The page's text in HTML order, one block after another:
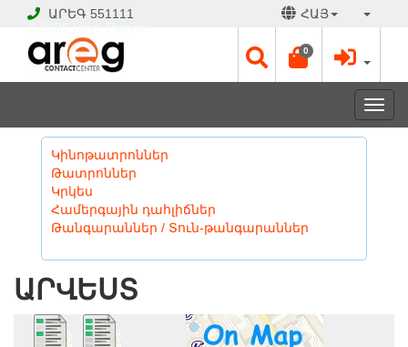
ԱՐԵԳ 551111 ՀԱՅ
0
Կինոթատրոններ
Թատրոններ
Կրկես
Համերգային դահլիճներ
Թանգարաններ / Տուն-թանգարաններ
ԱՐՎԵՍՏ